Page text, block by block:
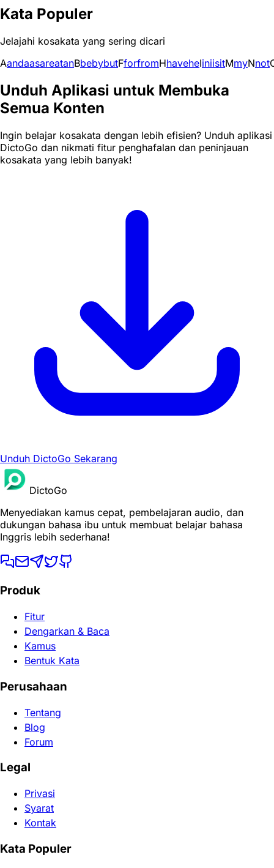
Kata Populer
Jelajahi kosakata yang sering dicari
AandaasareatanBbebybutFforfromHhaveheIiniisitMmyNnot
Unduh Aplikasi untuk Membuka
Semua Konten
Ingin belajar kosakata dengan lebih efisien? Unduh aplikasi
DictoGo dan nikmati fitur penghafalan dan peninjauan
kosakata yang lebih banyak!
Unduh DictoGo Sekarang
DictoGo
Menyediakan kamus cepat, pembelajaran audio, dan
dukungan bahasa ibu untuk membuat belajar bahasa
Inggris lebih sederhana!
Produk
Fitur
Dengarkan & Baca
Kamus
Bentuk Kata
Perusahaan
Tentang
Blog
Forum
Legal
Privasi
Syarat
Kontak
Kata Populer